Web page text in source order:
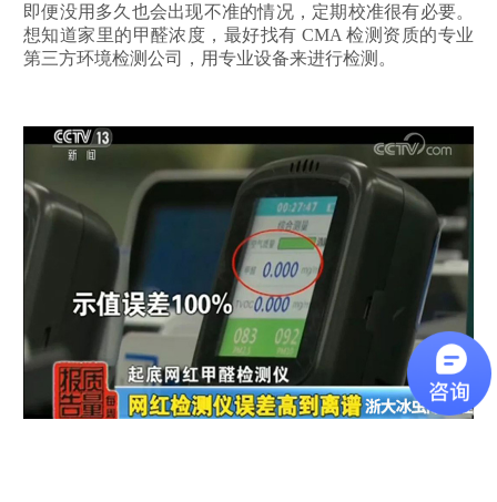
即便没用多久也会出现不准的情况，定期校准很有必要。
想知道家里的甲醛浓度，最好找有 CMA 检测资质的专业
第三方环境检测公司，用专业设备来进行检测。